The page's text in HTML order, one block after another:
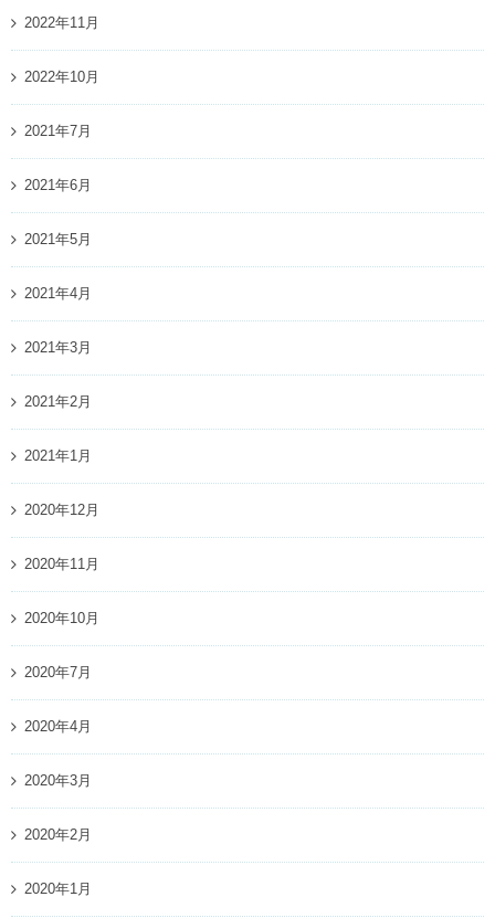
2022年11月
2022年10月
2021年7月
2021年6月
2021年5月
2021年4月
2021年3月
2021年2月
2021年1月
2020年12月
2020年11月
2020年10月
2020年7月
2020年4月
2020年3月
2020年2月
2020年1月